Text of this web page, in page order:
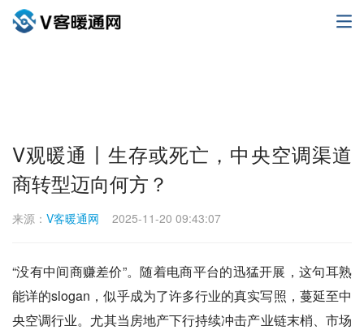
V观暖通丨生存或死亡，中央空调渠道
商转型迈向何方？
来源： V客暖通网 2025-11-20 09:43:07
“没有中间商赚差价”。随着电商平台的迅猛开展，这句耳熟
能详的slogan，似乎成为了许多行业的真实写照，蔓延至中
央空调行业。尤其当房地产下行持续冲击产业链末梢、市场